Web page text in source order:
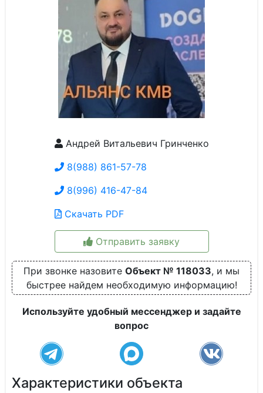
Андрей Витальевич Гринченко
8(988) 861-57-78
8(996) 416-47-84
Скачать PDF
Отправить заявку
При звонке назовите Объект № 118033, и мы
быстрее найдем необходимую информацию!
Используйте удобный мессенджер и задайте
вопрос
Характеристики объекта